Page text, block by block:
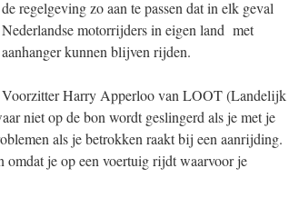
de regelgeving zo aan te passen dat in elk geval
Nederlandse motorrijders in eigen land met
aanhanger kunnen blijven rijden.
Voorzitter Harry Apperloo van LOOT (Landelijk
niet op de bon wordt geslingerd als je met je
als je betrokken raakt bij een aanrijding.
omdat je op een voertuig rijdt waarvoor je